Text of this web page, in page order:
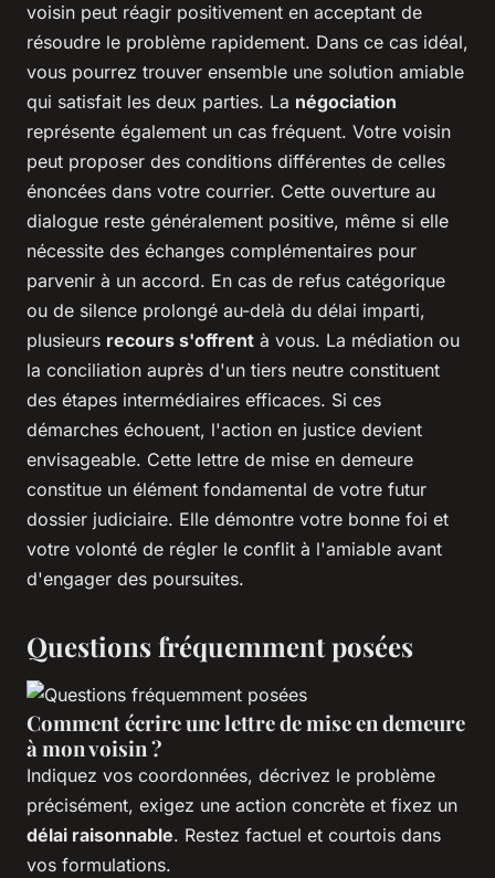
voisin peut réagir positivement en acceptant de
résoudre le problème rapidement. Dans ce cas idéal,
vous pourrez trouver ensemble une solution amiable
qui satisfait les deux parties. La négociation
représente également un cas fréquent. Votre voisin
peut proposer des conditions différentes de celles
énoncées dans votre courrier. Cette ouverture au
dialogue reste généralement positive, même si elle
nécessite des échanges complémentaires pour
parvenir à un accord. En cas de refus catégorique
ou de silence prolongé au-delà du délai imparti,
plusieurs recours s'offrent à vous. La médiation ou
la conciliation auprès d'un tiers neutre constituent
des étapes intermédiaires efficaces. Si ces
démarches échouent, l'action en justice devient
envisageable. Cette lettre de mise en demeure
constitue un élément fondamental de votre futur
dossier judiciaire. Elle démontre votre bonne foi et
votre volonté de régler le conflit à l'amiable avant
d'engager des poursuites.
Questions fréquemment posées
Comment écrire une lettre de mise en demeure
à mon voisin ?
Indiquez vos coordonnées, décrivez le problème
précisément, exigez une action concrète et fixez un
délai raisonnable. Restez factuel et courtois dans
vos formulations.